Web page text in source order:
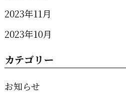
2023年11月
2023年10月
カテゴリー
お知らせ